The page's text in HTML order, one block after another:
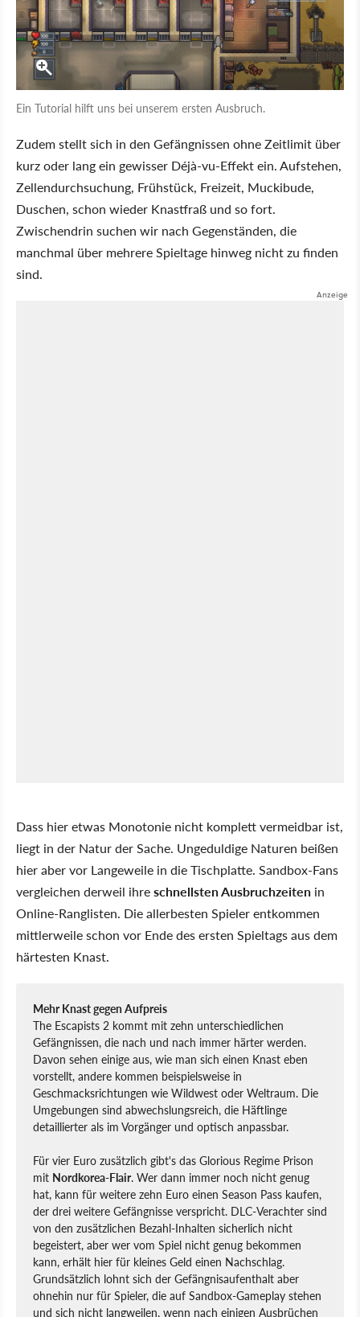
Ein Tutorial hilft uns bei unserem ersten Ausbruch.
Zudem stellt sich in den Gefängnissen ohne Zeitlimit über
kurz oder lang ein gewisser Déjà-vu-Effekt ein. Aufstehen,
Zellendurchsuchung, Frühstück, Freizeit, Muckibude,
Duschen, schon wieder Knastfraß und so fort.
Zwischendrin suchen wir nach Gegenständen, die
manchmal über mehrere Spieltage hinweg nicht zu finden
sind.
Dass hier etwas Monotonie nicht komplett vermeidbar ist,
liegt in der Natur der Sache. Ungeduldige Naturen beißen
hier aber vor Langeweile in die Tischplatte. Sandbox-Fans
vergleichen derweil ihreschnellsten Ausbruchzeiten in
Online-Ranglisten. Die allerbesten Spieler entkommen
mittlerweile schon vor Ende des ersten Spieltags aus dem
härtesten Knast.
Mehr Knast gegen Aufpreis
The Escapists 2 kommt mit zehn unterschiedlichen
Gefängnissen, die nach und nach immer härter werden.
Davon sehen einige aus, wie man sich einen Knast eben
vorstellt, andere kommen beispielsweise in
Geschmacksrichtungen wie Wildwest oder Weltraum. Die
Umgebungen sind abwechslungsreich, die Häftlinge
detaillierter als im Vorgänger und optisch anpassbar.
Für vier Euro zusätzlich gibt's das Glorious Regime Prison
mit Nordkorea-Flair. Wer dann immer noch nicht genug
hat, kann für weitere zehn Euro einen Season Pass kaufen,
der drei weitere Gefängnisse verspricht. DLC-Verachter sind
von den zusätzlichen Bezahl-Inhalten sicherlich nicht
begeistert, aber wer vom Spiel nicht genug bekommen
kann, erhält hier für kleines Geld einen Nachschlag.
Grundsätzlich lohnt sich der Gefängnisaufenthalt aber
ohnehin nur für Spieler, die auf Sandbox-Gameplay stehen
und sich nicht langweilen, wenn nach einigen Ausbrüchen